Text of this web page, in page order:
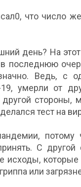
что число
день? На
в последнюю
Ведь, с
умерли от
стороны,
тест на
потому
С другой
исходы,
или